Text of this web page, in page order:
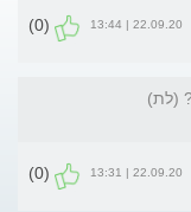
22.09.20 | 13:44
(0)
22.09.20 | 13:31
(0)